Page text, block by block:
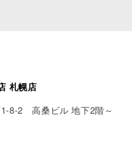
札幌店
8-2 高桑ビル 地下2階～